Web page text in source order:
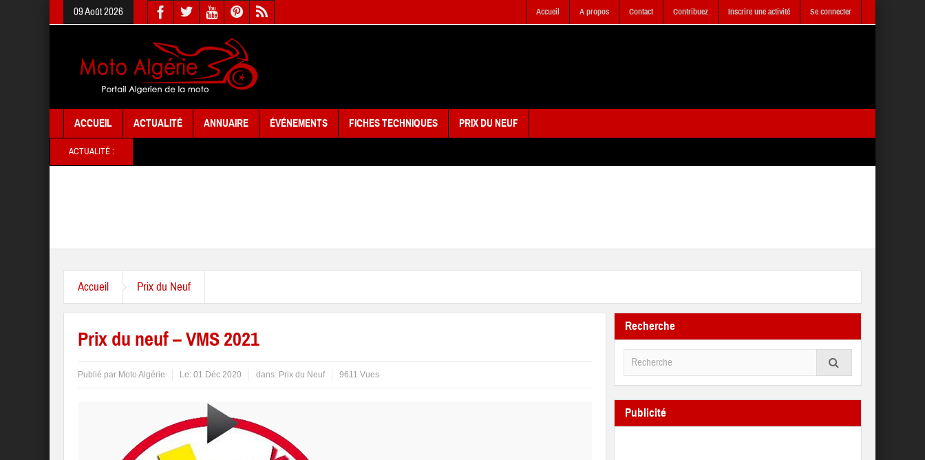
09 Août 2026 Accueil A propos Contact Contribuez Inscrire une activité Se connecter
ACCUEIL ACTUALITÉ ANNUAIRE ÉVÉNEMENTS FICHES TECHNIQUES PRIX DU NEUF
ACTUALITÉ :
Accueil Prix du Neuf
Prix du neuf – VMS 2021
Publié par Moto Algérie Le: 01 Déc 2020 dans: Prix du Neuf 9611 Vues
Recherche
Publicité